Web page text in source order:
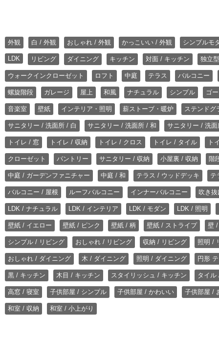
外観 白 / 外観 おしゃれ / 外観 かっこいい / 外観 シンプルモ
LDK リビング ダイニング キッチン 対面 / キッチン 独立
ウォークインクローゼット ロフト 中庭 テラス バルコニー
螺旋階段 ガレージ 屋上 和風 ナチュラル シンプル ゴ
音楽室 壁紙 インテリア・照明 薪ストーブ・暖炉 ステンドグ
サニタリー / 洗面所 / 白 サニタリー / 洗面所 / 和 サニタリー / 洗
トイレ / 窓 トイレ / 収納 トイレ / クロス トイレ / タイル ト
クローゼット パントリー サニタリー / 収納 小屋裏 / 収納 階
中庭 / ガーデンファニチャー 中庭 / 和 テラス / ウッドデッキ テ
バルコニー / 屋根 ルーフバルコニー インナーバルコニー 吹き
LDK / ナチュラル LDK / インテリア LDK / モダン LDK / 照明
壁紙 / イエロー 壁紙 / ピンク 壁紙 / 柄 壁紙 / ストライプ 壁
シンプル / リビング おしゃれ / リビング 収納 / リビング 照明 /
おしゃれ / ダイニング 木 / ダイニング 照明 / ダイニング 円形
黒 / キッチン 木目 / キッチン スタイリッシュ / キッチン タイル
高窓 / 寝室 子供部屋 / シンプル 子供部屋 / かわいい 子供部屋 /
和室 / 収納 和室 / 小上がり